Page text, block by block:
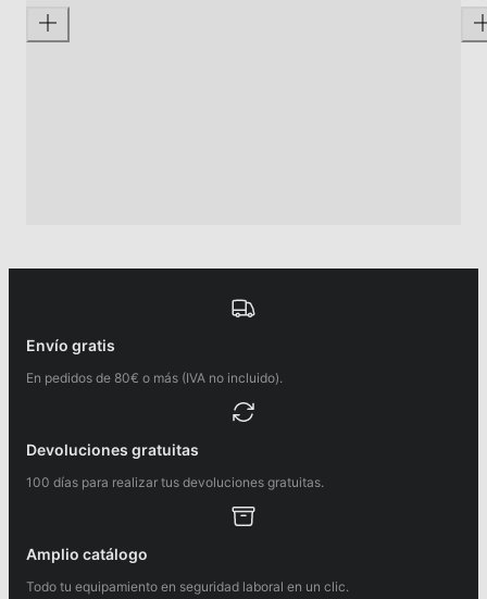
Envío gratis
En pedidos de 80€ o más (IVA no incluido).
Devoluciones gratuitas
100 días para realizar tus devoluciones gratuitas.
Amplio catálogo
Todo tu equipamiento en seguridad laboral en un clic.